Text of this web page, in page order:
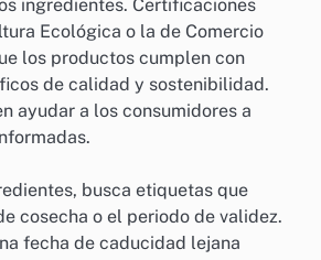
orgánicos, por ejemplo,
y libres de pesticidas, lo que
importante para los consumidores
salud.
calidad
calidad son un indicador clave
ingredientes. Certificaciones
Ecológica o la de Comercio